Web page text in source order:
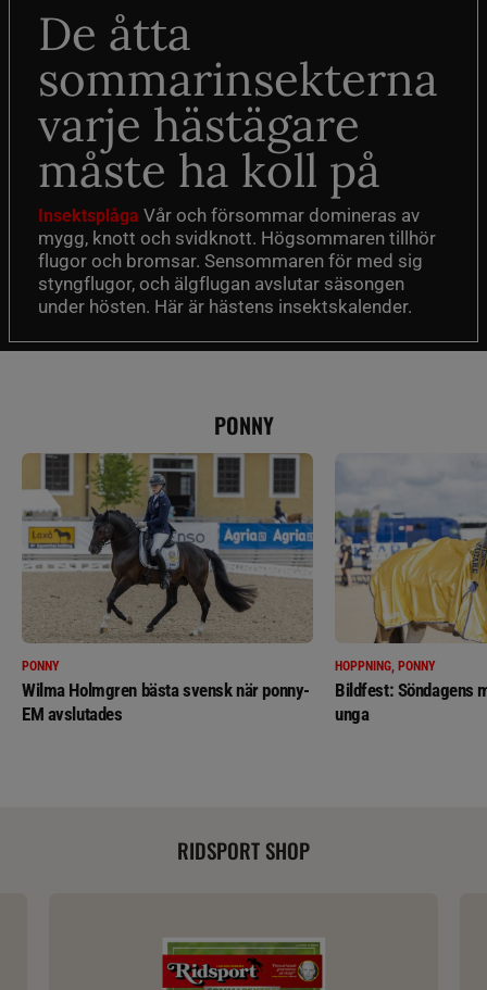
De åtta
sommarinsekterna
varje hästägare
måste ha koll på
Insektsplåga Vår och försommar domineras av
mygg, knott och svidknott. Högsommaren tillhör
flugor och bromsar. Sensommaren för med sig
styngflugor, och älgflugan avslutar säsongen
under hösten. Här är hästens insektskalender.
PONNY
PONNY
Wilma Holmgren bästa svensk när ponny-
EM avslutades
HOPPNING, PONNY
Bildfest: Söndagens
unga
RIDSPORT SHOP